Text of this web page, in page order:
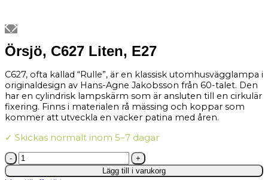
Örsjö, C627 Liten, E27
C627, ofta kallad “Rulle”, är en klassisk utomhusvägglampa i
originaldesign av Hans-Agne Jakobsson från 60-talet. Den
har en cylindrisk lampskärm som är ansluten till en cirkulär
fixering. Finns i materialen rå mässing och koppar som
kommer att utveckla en vacker patina med åren.
✓ Skickas normalt inom 5–7 dagar
Örsjö,
C627
Lägg till i varukorg